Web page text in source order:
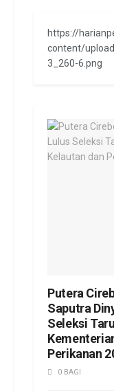
https://
content/
3_260-6.png
Putera
Saputra
Seleksi
Perikanan
0 BAGI